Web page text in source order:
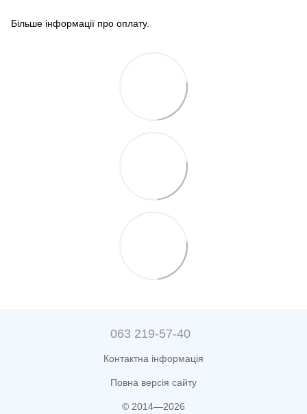
Більше інформації про оплату.
063 219-57-40
Контактна інформація
Повна версія сайту
© 2014—2026